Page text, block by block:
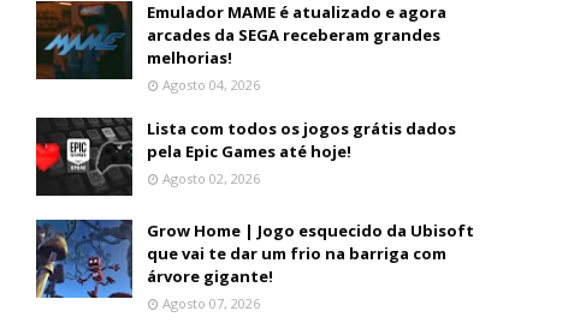
Emulador MAME é atualizado e agora
arcades da SEGA receberam grandes
melhorias!
Agosto 04, 2026
Lista com todos os jogos grátis dados
pela Epic Games até hoje!
Agosto 02, 2026
Grow Home | Jogo esquecido da Ubisoft
que vai te dar um frio na barriga com
árvore gigante!
Agosto 07, 2026